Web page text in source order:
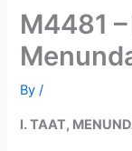
M4481
By/
I. TAAT,